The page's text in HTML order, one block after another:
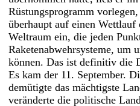
Rüstungsprogramm
überhaupt auf einen
Weltraum ein, die jeden
Raketenabwehrsysteme, um
können. Das ist definitiv die
Es kam der 11. September.
demütigte das mächtigste
veränderte die politische